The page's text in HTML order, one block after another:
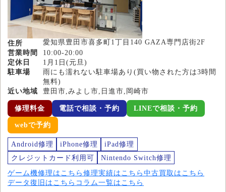
住所
愛知県豊田市喜多町1丁目140 GAZA専門店街2F
営業時間
10:00-20:00
定休日
1月1日(元旦)
駐車場
雨にも濡れない駐車場あり(買い物された方は3時間
無料)
近い地域
豊田市,みよし市,日進市,岡崎市
修理料金 電話で相談・予約 LINEで相談・予約
webで予約
Android修理 iPhone修理
iPad修理
クレジットカード利用可
Nintendo Switch修理
ゲーム機修理はこちら 修理実績はこちら 中古買取はこちら
データ復旧はこちら コラム一覧はこちら